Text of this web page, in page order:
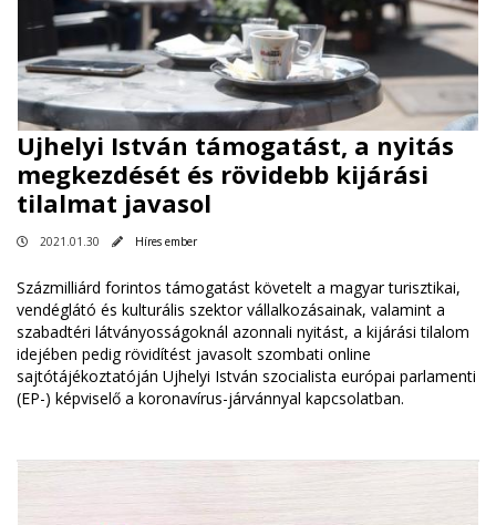
Ujhelyi István támogatást, a nyitás
megkezdését és rövidebb kijárási
tilalmat javasol
2021.01.30 Híres ember
Százmilliárd forintos támogatást követelt a magyar turisztikai,
vendéglátó és kulturális szektor vállalkozásainak, valamint a
szabadtéri látványosságoknál azonnali nyitást, a kijárási tilalom
idejében pedig rövidítést javasolt szombati online
sajtótájékoztatóján Ujhelyi István szocialista európai parlamenti
(EP-) képviselő a koronavírus-járvánnyal kapcsolatban.